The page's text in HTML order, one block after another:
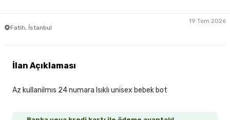
Fatih, İstanbul
19 Tem 2026
İlan Açıklaması
Az kullanilmıs 24 numara Isıklı unisex bebek bot